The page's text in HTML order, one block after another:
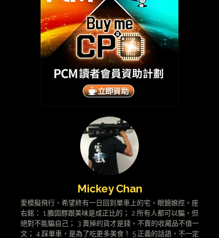
Mickey Chan
愛模擬飛行、希望終有一日回到單車上的宅，眼鏡娘控。座
右銘： 1.膽固醇跟美味是成正比的； 2.所有人都可以騙，但
絕對不能騙自己； 3.賣掉的貨才是錢，不賣的收藏品不值一
文； 4.踩單車，是為了吃更多美食！ 5.正義的話語，不一定